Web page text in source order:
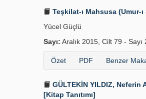
Teşkilat-ı Mahsusa (Umur-ı
Yücel Güçlü
Sayı: Aralık 2015, Cilt 79 - Sayı
Özet PDF Benzer
GÜLTEKİN YILDIZ,
[Kitap Tanıtımı]